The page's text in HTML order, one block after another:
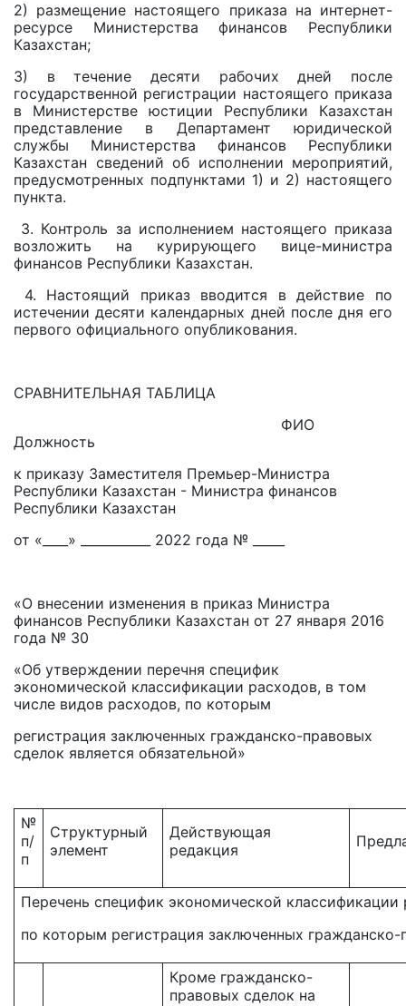
2) размещение настоящего приказа на интернет-
ресурсе Министерства финансов Республики
Казахстан;
3) в течение десяти рабочих дней после
государственной регистрации настоящего приказа
в Министерстве юстиции Республики Казахстан
представление в Департамент юридической
службы Министерства финансов Республики
Казахстан сведений об исполнении мероприятий,
предусмотренных подпунктами 1) и 2) настоящего
пункта.
3. Контроль за исполнением настоящего приказа
возложить на курирующего вице-министра
финансов Республики Казахстан.
4. Настоящий приказ вводится в действие по
истечении десяти календарных дней после дня его
первого официального опубликования.
СРАВНИТЕЛЬНАЯ ТАБЛИЦА
ФИО
Должность
к приказу Заместителя Премьер-Министра
Республики Казахстан - Министра финансов
Республики Казахстан
от «____» ___________ 2022 года № _____
«О внесении изменения в приказ Министра
финансов Республики Казахстан от 27 января 2016
года № 30
«Об утверждении перечня специфик
экономической классификации расходов, в том
числе видов расходов, по которым
регистрация заключенных гражданско-правовых
сделок является обязательной»
№
п/
п
Структурный
элемент
Действующая
редакция
Перечень специфик экономической
по которым регистрация заключенных гражданско-
Кроме гражданско-
правовых сделок на